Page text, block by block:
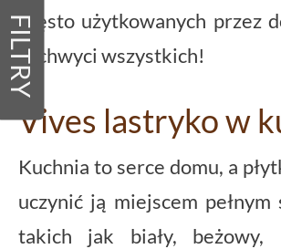
FILTRY
często użytkowanych przez
zachwyci wszystkich!
Vives lastryko w
Kuchnia to serce domu, a
uczynić ją miejscem
takich jak biały,